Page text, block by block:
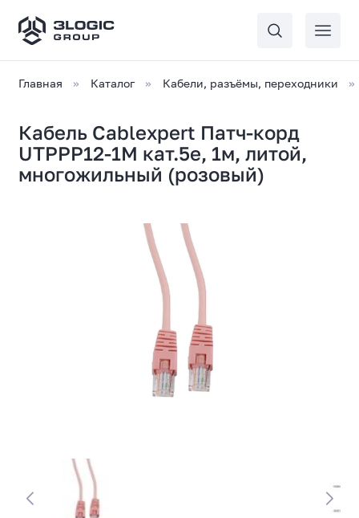
Главная Каталог Кабели, разъёмы, переходники
Кабель Cablexpert Патч-корд
UTPPP12-1M кат.5e, 1м, литой,
многожильный (розовый)